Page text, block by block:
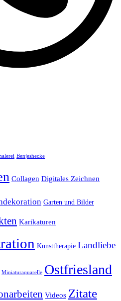
Benjeshecke
Collagen Digitales Zeichnen
Garten und Bilder
Karikaturen
Kunsttherapie Landliebe
Miniaturaquarelle Ostfriesland
Videos Zitate